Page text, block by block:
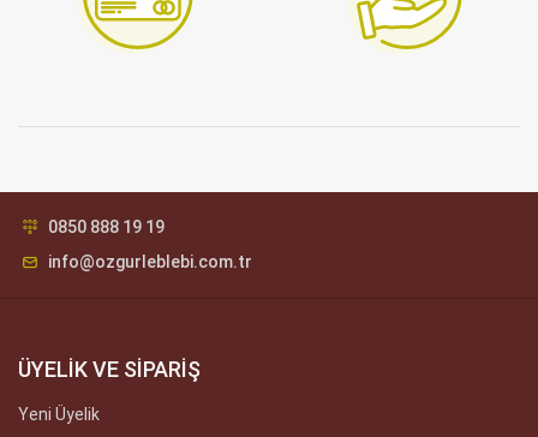
0850 888 19 19
info@ozgurleblebi.com.tr
ÜYELİK VE SİPARİŞ
Yeni Üyelik